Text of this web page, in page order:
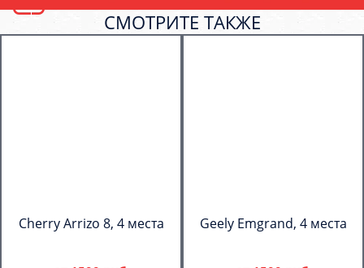
СМОТРИТЕ ТАКЖЕ
Cherry Arrizo 8, 4 места Geely Emgrand, 4 места